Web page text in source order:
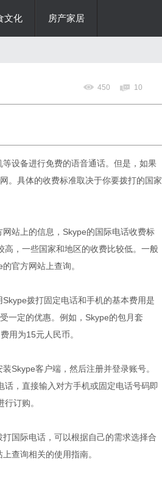
文化 房产家居
450 10
设备进行免费的语音通话。但是，如果
。具体的收费标准取决于你要拨打的国家
站上的信息，Skype的国际电话收费标
，一些国家和地区的收费比较低。一般
官方网站上查询。
拨打固定电话和手机的基本费用是
一定的优惠。例如，Skype的包月套
用为15元人民币。
Skype客户端，然后注册并登录账号。
，直接输入对方手机或固定电话号码即
订购。
国际电话，可以根据自己的需求选择合
查询相关的使用指南。